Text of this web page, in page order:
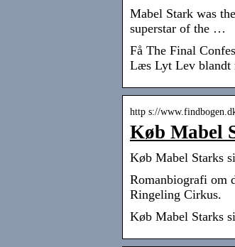
Mabel Stark was
superstar of the …
Få The Final
Læs Lyt Lev blandt
http s://
Køb Mabel
Køb Mabel Starks
Romanbiografi om
Ringeling Cirkus.
Køb Mabel Starks